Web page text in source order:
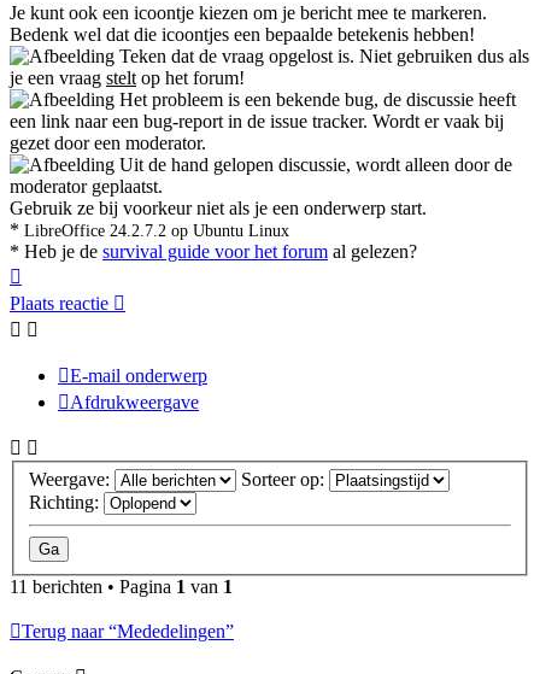
Je kunt ook een icoontje kiezen om je bericht mee te markeren.
Bedenk wel dat die icoontjes een bepaalde betekenis hebben!
Teken dat de vraag opgelost is. Niet gebruiken dus als
je een vraag stelt op het forum!
Het probleem is een bekende bug, de discussie heeft
een link naar een bug-report in de issue tracker. Wordt er vaak bij
gezet door een moderator.
Uit de hand gelopen discussie, wordt alleen door de
moderator geplaatst.
Gebruik ze bij voorkeur niet als je een onderwerp start.
* LibreOffice 24.2.7.2 op Ubuntu Linux
* Heb je de survival guide voor het forum al gelezen?
Plaats reactie
E-mail onderwerp
Afdrukweergave
Weergave:
Sorteer op:
Richting:
11 berichten • Pagina 1 van 1
Terug naar “Mededelingen”